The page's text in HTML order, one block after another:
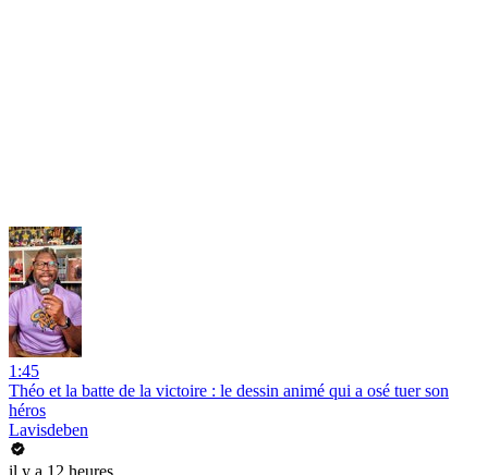
1:45
Théo et la batte de la victoire : le dessin animé qui a osé tuer son
héros
Lavisdeben